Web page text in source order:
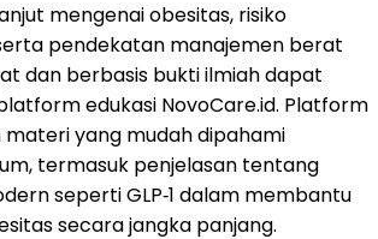
mengenai obesitas, risiko
pendekatan manajemen berat
dan berbasis bukti ilmiah dapat
edukasi NovoCare.id. Platform
materi yang mudah dipahami
termasuk penjelasan tentang
seperti GLP‑1 dalam membantu
secara jangka panjang.